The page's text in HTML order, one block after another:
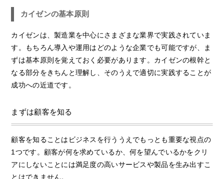
カイゼンの基本原則
カイゼンは、製造業を中心にさまざまな業界で実践されていま
す。もちろん導入や運用はどのような企業でも可能ですが、ま
ずは基本原則を覚えておく必要があります。カイゼンの根幹と
なる部分をきちんと理解し、そのうえで適切に実践することが
成功への近道です。
まずは顧客を知る
顧客を知ることはビジネスを行ううえでもっとも重要な視点の
1つです。顧客が何を求めているか、何を望んでいるかをクリ
アにしないことには満足度の高いサービスや製品を生み出すこ
とはできません。